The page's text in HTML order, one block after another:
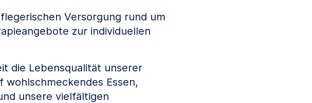
Versorgung rund um
zur individuellen
die Lebensqualität unserer
Essen,
unsere vielfältigen